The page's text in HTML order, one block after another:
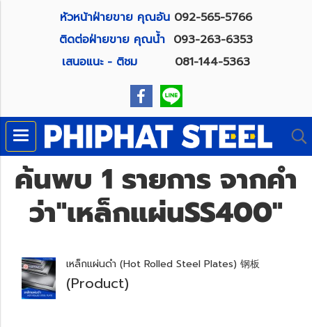
หัวหน้าฝ่ายขาย คุณอัน 092-565-5766
ติดต่อฝ่ายขาย คุณน้ำ 093-263-6353
เสนอแนะ - ติชม 081-144-5363
ค้นพบ 1 รายการ จากคำ
ว่า"เหล็กแผ่นSS400"
เหล็กแผ่นดำ (Hot Rolled Steel Plates) 钢板
(Product)